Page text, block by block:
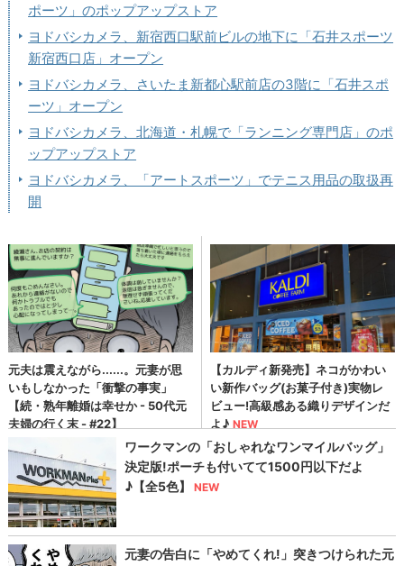
ポーツ」のポップアップストア
ヨドバシカメラ、新宿西口駅前ビルの地下に「石井スポーツ
新宿西口店」オープン
ヨドバシカメラ、さいたま新都心駅前店の3階に「石井スポ
ーツ」オープン
ヨドバシカメラ、北海道・札幌で「ランニング専門店」のポ
ップアップストア
ヨドバシカメラ、「アートスポーツ」でテニス用品の取扱再
開